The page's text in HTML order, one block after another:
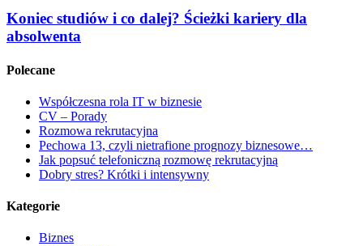
Koniec studiów i co dalej? Ścieżki kariery dla
absolwenta
Polecane
Współczesna rola IT w biznesie
CV – Porady
Rozmowa rekrutacyjna
Pechowa 13, czyli nietrafione prognozy biznesowe…
Jak popsuć telefoniczną rozmowę rekrutacyjną
Dobry stres? Krótki i intensywny
Kategorie
Biznes